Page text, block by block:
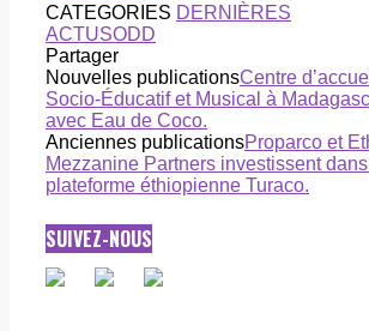
CATEGORIES DERNIÈRES
ACTUSODD
Partager
Nouvelles publicationsCentre
Socio-Éducatif et Musical à
avec Eau de Coco.
Anciennes publicationsProparco et
Mezzanine Partners investissent
plateforme éthiopienne Turaco.
SUIVEZ-NOUS